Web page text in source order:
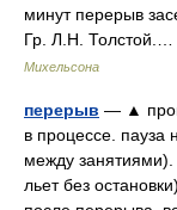
минут перерыв
Гр. Л.Н.
Михельсона
перерыв — ▲
в процессе. пауза
между занятиями).
льет без